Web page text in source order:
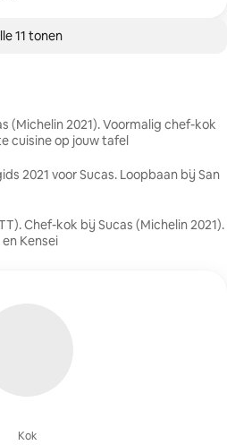
11 tonen
Kok
(Michelin 2021). Voormalig chef-kok
cuisine op jouw tafel
2021 voor Sucas. Loopbaan bij San
Chef-kok bij Sucas (Michelin 2021).
en Kensei